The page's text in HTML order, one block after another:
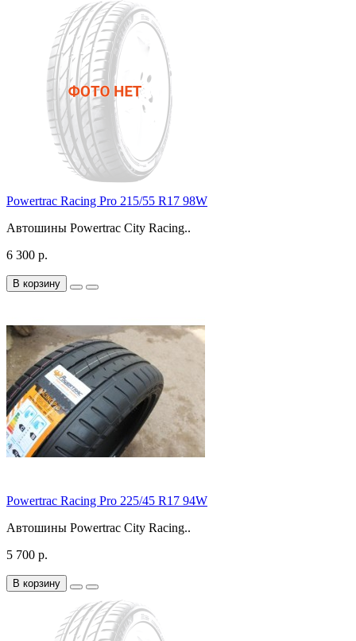
Powertrac Racing Pro 215/55 R17 98W
Автошины Powertrac City Racing..
6 300 р.
В корзину
Powertrac Racing Pro 225/45 R17 94W
Автошины Powertrac City Racing..
5 700 р.
В корзину